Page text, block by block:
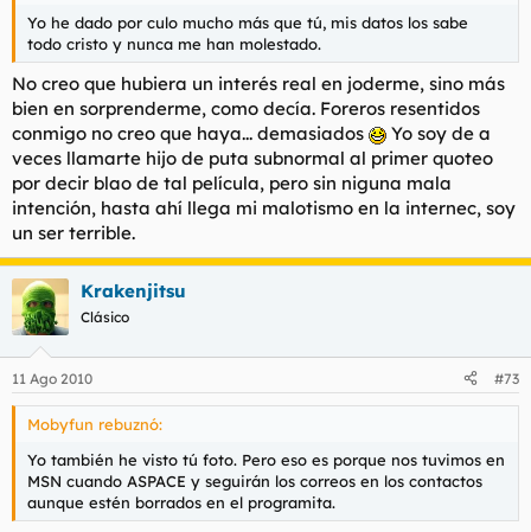
Yo he dado por culo mucho más que tú, mis datos los sabe
todo cristo y nunca me han molestado.
No creo que hubiera un interés real en joderme, sino más
bien en sorprenderme, como decía. Foreros resentidos
conmigo no creo que haya... demasiados
Yo soy de a
veces llamarte hijo de puta subnormal al primer quoteo
por decir blao de tal película, pero sin niguna mala
intención, hasta ahí llega mi malotismo en la internec, soy
un ser terrible.
Krakenjitsu
Clásico
11 Ago 2010 #73
Mobyfun rebuznó:
Yo también he visto tú foto. Pero eso es porque nos tuvimos en
MSN cuando ASPACE y seguirán los correos en los contactos
aunque estén borrados en el programita.